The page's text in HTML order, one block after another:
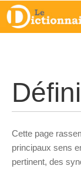
Cette page
principaux sens
pertinent, des